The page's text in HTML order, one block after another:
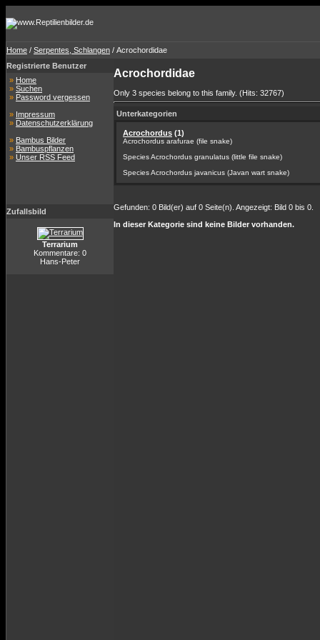
Home / Serpentes, Schlangen / Acrochordidae
Registrierte Benutzer
» Home
» Suchen
» Password vergessen
» Impressum
» Datenschutzerklärung
» Bambus Bilder
» Bambuspflanzen
» Unser RSS Feed
Zufallsbild
Terrarium
Kommentare: 0
Hans-Peter
Acrochordidae
Only 3 species belong to this family. (Hits: 32767)
Unterkategorien
Acrochordus (1)
Acrochordus arafurae (file snake)
Species Acrochordus granulatus (little file snake)
Species Acrochordus javanicus (Javan wart snake)
Gefunden: 0 Bild(er) auf 0 Seite(n). Angezeigt: Bild 0 bis 0.
In dieser Kategorie sind keine Bilder vorhanden.